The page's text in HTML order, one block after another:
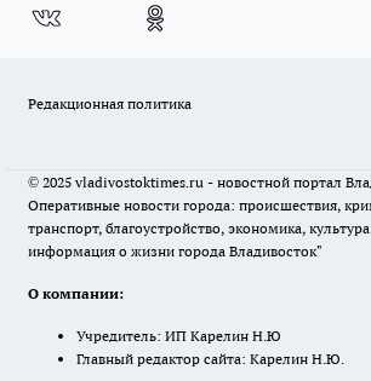
Редакционная политика
© 2025 vladivostoktimes.ru - новостной портал
Оперативные новости города: происшествия,
транспорт, благоустройство, экономика,
информация о жизни города Владивосток"
О компании:
Учредитель: ИП Карелин Н.Ю
Главный редактор сайта: Карелин Н.Ю.